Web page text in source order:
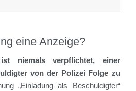
eine Anzeige?
niemals verpflichtet, einer
von der Polizei Folge zu
„Einladung als Beschuldigter“